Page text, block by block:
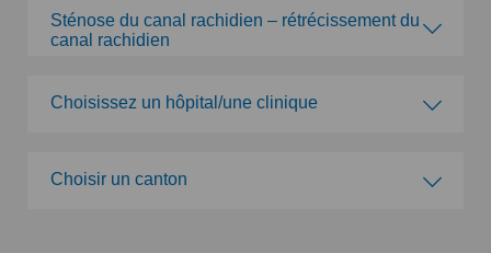
Sténose du canal rachidien – rétrécissement du
canal rachidien
Choisissez un hôpital/une clinique
Choisir un canton